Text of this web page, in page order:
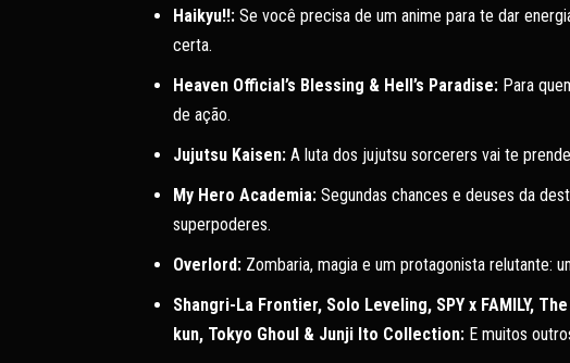
Haikyu!!: Se você precisa de um anime para te dar
certa.
Heaven Official’s Blessing & Hell’s Paradise: Para
de ação.
Jujutsu Kaisen: A luta dos jujutsu sorcerers vai te
My Hero Academia: Segundas chances e deuses da
superpoderes.
Overlord: Zombaria, magia e um protagonista relutante:
Shangri-La Frontier, Solo Leveling, SPY x FAMILY,
kun, Tokyo Ghoul & Junji Ito Collection: E muitos